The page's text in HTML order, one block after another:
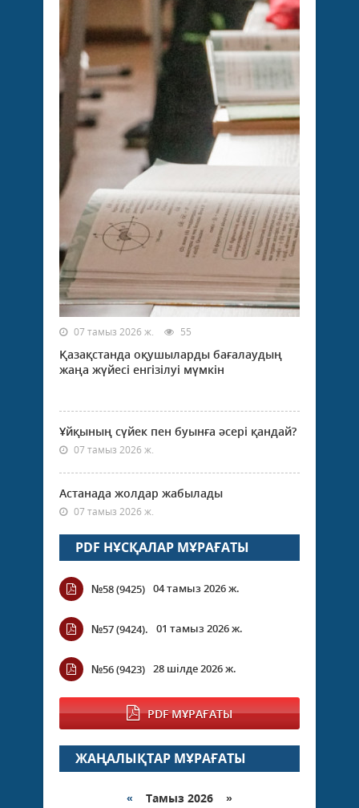
07 тамыз 2026 ж. 55
Қазақстанда оқушыларды бағалаудың
жаңа жүйесі енгізілуі мүмкін
Ұйқының сүйек пен буынға әсері қандай?
07 тамыз 2026 ж.
Астанада жолдар жабылады
07 тамыз 2026 ж.
PDF НҰСҚАЛАР МҰРАҒАТЫ
№58 (9425) 04 тамыз 2026 ж.
№57 (9424). 01 тамыз 2026 ж.
№56 (9423) 28 шілде 2026 ж.
PDF МҰРАҒАТЫ
ЖАҢАЛЫҚТАР МҰРАҒАТЫ
« Тамыз 2026 »